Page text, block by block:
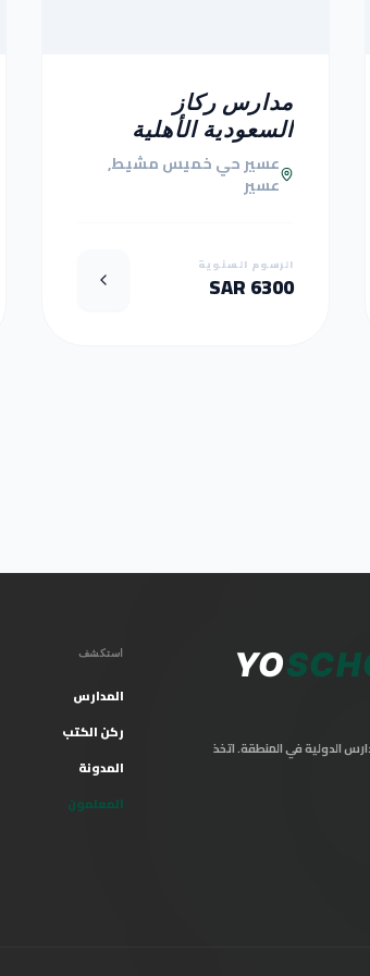
مدارس ركاز
السعودية الأهلية
عسير حي خميس مشيط,
عسير
الرسوم السنوية
6300 SAR
YO
الدولية في المنطقة. اتخذ
استكشف
المدارس
ركن الكتب
المدونة
المعلمون